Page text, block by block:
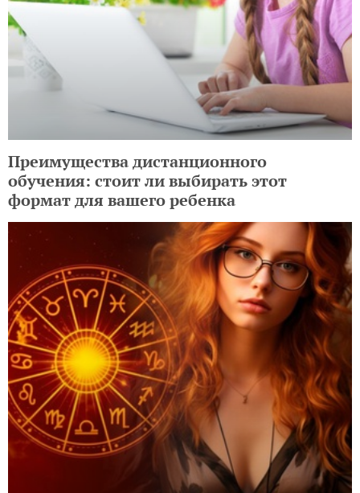
Преимущества дистанционного
обучения: стоит ли выбирать этот
формат для вашего ребенка